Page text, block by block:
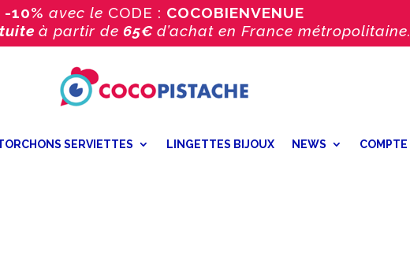
-10% avec le CODE : COCOBIENVENUE
à partir de 65€ d’achat en France métropolitaine.
SERVIETTES LINGETTES BIJOUX NEWS COMPTE